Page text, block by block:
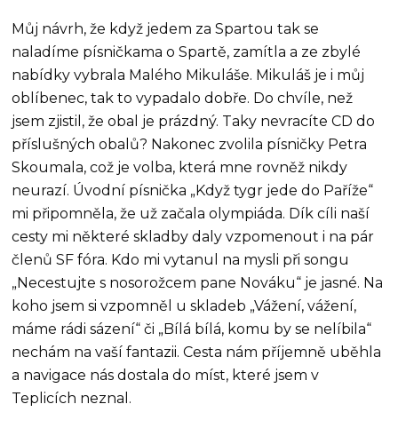
Můj návrh, že když jedem za Spartou tak se
naladíme písničkama o Spartě, zamítla a ze zbylé
nabídky vybrala Malého Mikuláše. Mikuláš je i můj
oblíbenec, tak to vypadalo dobře. Do chvíle, než
jsem zjistil, že obal je prázdný. Taky nevracíte CD do
příslušných obalů? Nakonec zvolila písničky Petra
Skoumala, což je volba, která mne rovněž nikdy
neurazí. Úvodní písnička „Když tygr jede do Paříže“
mi připomněla, že už začala olympiáda. Dík cíli naší
cesty mi některé skladby daly vzpomenout i na pár
členů SF fóra. Kdo mi vytanul na mysli při songu
„Necestujte s nosorožcem pane Nováku“ je jasné. Na
koho jsem si vzpomněl u skladeb „Vážení, vážení,
máme rádi sázení“ či „Bílá bílá, komu by se nelíbila“
nechám na vaší fantazii. Cesta nám příjemně uběhla
a navigace nás dostala do míst, které jsem v
Teplicích neznal.